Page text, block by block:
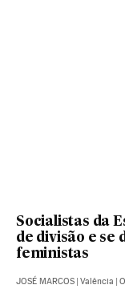
Socialistas da
de divisão e se
feministas
JOSÉ MARCOS Valência